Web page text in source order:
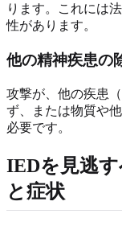
ります。これには
性があります。
他の精神疾患の
攻撃が、他の疾患
ず、または物質や
必要です。
IEDを見逃
と症状